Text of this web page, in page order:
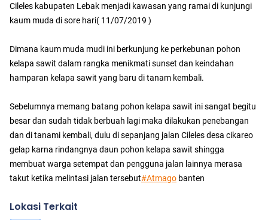
Cileles kabupaten Lebak menjadi kawasan yang ramai di kunjungi
kaum muda di sore hari( 11/07/2019 )
Dimana kaum muda mudi ini berkunjung ke perkebunan pohon
kelapa sawit dalam rangka menikmati sunset dan keindahan
hamparan kelapa sawit yang baru di tanam kembali.
Sebelumnya memang batang pohon kelapa sawit ini sangat begitu
besar dan sudah tidak berbuah lagi maka dilakukan penebangan
dan di tanami kembali, dulu di sepanjang jalan Cileles desa cikareo
gelap karna rindangnya daun pohon kelapa sawit shingga
membuat warga setempat dan pengguna jalan lainnya merasa
takut ketika melintasi jalan tersebut#Atmago banten
Lokasi Terkait